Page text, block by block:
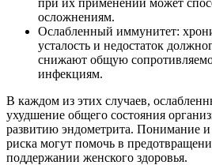
осложнениям.
Ослабленный иммунитет:
усталость и недостаток
снижают общую
инфекциям.
В каждом из этих случаев,
ухудшение общего состояния
развитию эндометрита. Понимание и
риска могут помочь в
поддержании женского здоровья.